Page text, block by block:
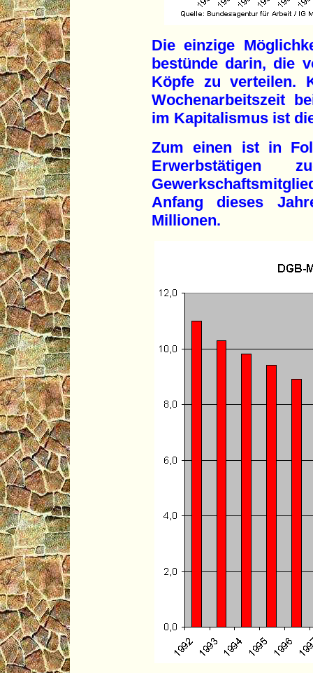
Die einzige
bestünde darin, die
Köpfe zu verteilen.
Wochenarbeitszeit
im Kapitalismus ist
Zum einen ist in
Anfang dieses
Millionen.